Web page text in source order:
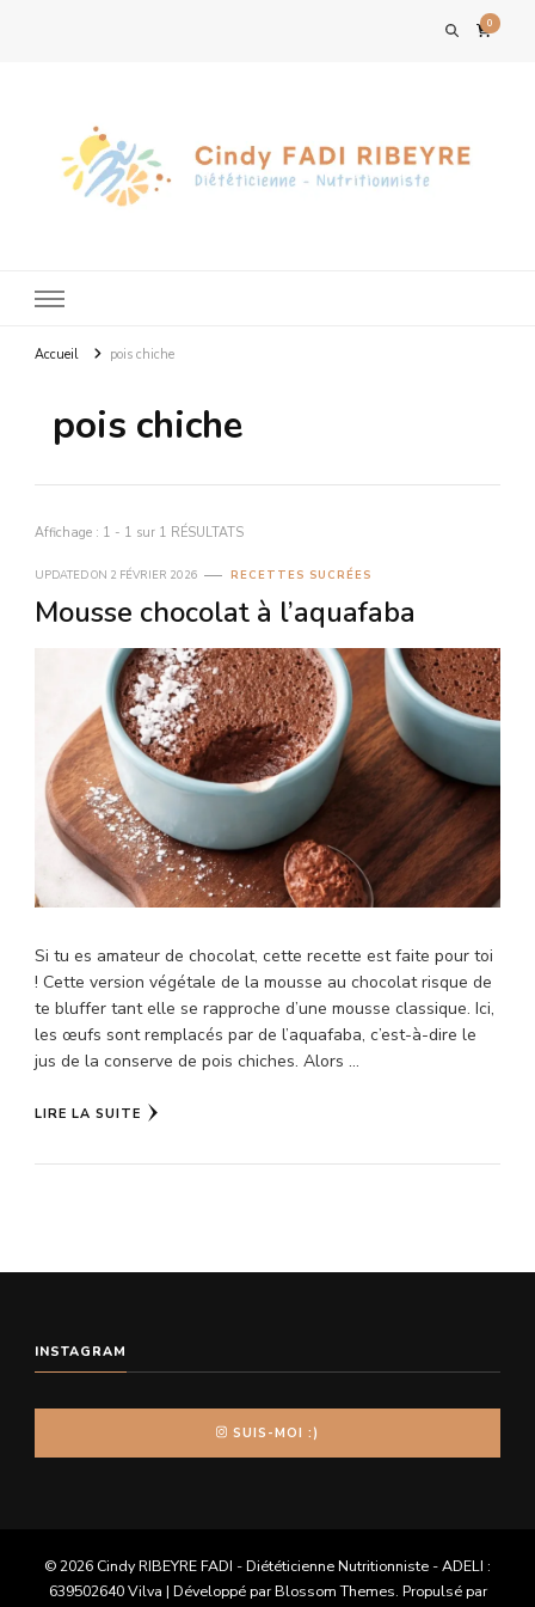
0
Accueil pois chiche
pois chiche
Affichage : 1 - 1 sur 1 RÉSULTATS
UPDATED ON 2 FÉVRIER 2026 RECETTES SUCRÉES
Mousse chocolat à l’aquafaba
Si tu es amateur de chocolat, cette recette est faite pour toi
! Cette version végétale de la mousse au chocolat risque de
te bluffer tant elle se rapproche d’une mousse classique. Ici,
les œufs sont remplacés par de l’aquafaba, c’est-à-dire le
jus de la conserve de pois chiches. Alors …
LIRE LA SUITE
INSTAGRAM
SUIS-MOI :)
© 2026 Cindy RIBEYRE FADI - Diététicienne Nutritionniste - ADELI :
639502640Vilva | Développé parBlossom Themes. Propulsé par